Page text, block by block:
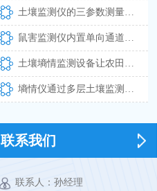
土壤监测仪的三参数测量精度及其在智慧农业中的应用
鼠害监测仪内置单向通道与高清摄像头实现自动拍照识别上报
土壤墒情监测设备让农田灌溉告别凭经验决策
墒情仪通过多层土壤监测实现精准灌溉管理
联系我们
联系人：孙经理